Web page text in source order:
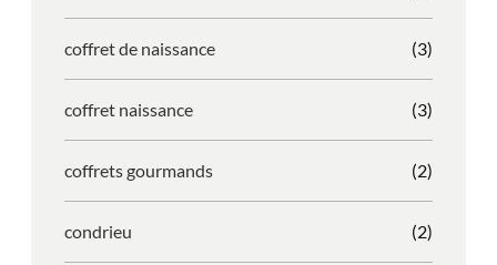
coffret de naissance (3)
coffret naissance (3)
coffrets gourmands (2)
condrieu (2)